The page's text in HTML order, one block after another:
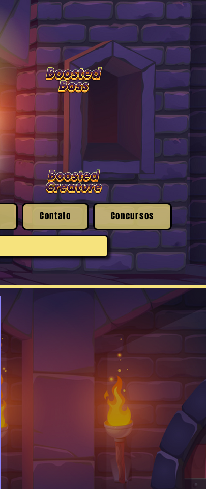
Contato Concursos